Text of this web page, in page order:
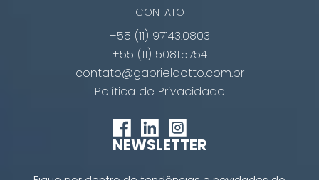
CONTATO
+55 (11) 97143.0803
+55 (11) 5081.5754
contato@gabrielaotto.com.br
Política de Privacidade
NEWSLETTER